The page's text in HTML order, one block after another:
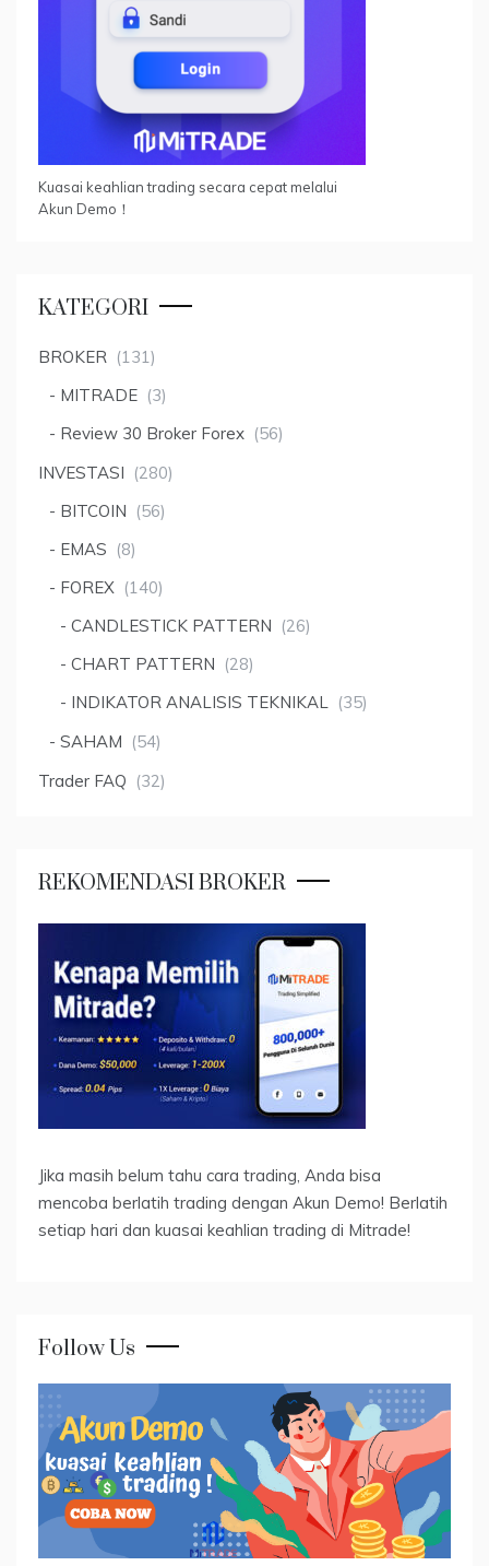
Kuasai keahlian trading secara cepat melalui
Akun Demo！
KATEGORI
BROKER (131)
MITRADE (3)
Review 30 Broker Forex (56)
INVESTASI (280)
BITCOIN (56)
EMAS (8)
FOREX (140)
CANDLESTICK PATTERN (26)
CHART PATTERN (28)
INDIKATOR ANALISIS TEKNIKAL
(35)
SAHAM (54)
Trader FAQ (32)
REKOMENDASI BROKER
Jika masih belum tahu cara trading, Anda bisa
mencoba berlatih trading dengan Akun Demo! Berlatih
setiap hari dan kuasai keahlian trading di Mitrade!
Follow Us